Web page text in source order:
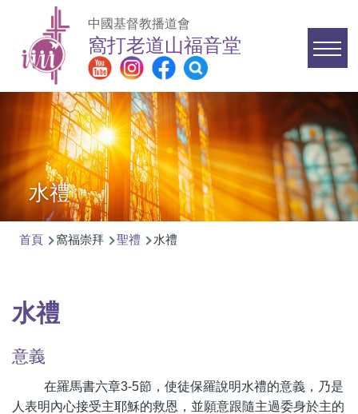
移至主內容
中國基督教播道會
窩打老道山福音堂
Main
navigation
水禮
連
首頁 窩福崇拜 聖禮 水禮
水禮
意義
在羅馬書六章3-5節，使徒保羅說明水禮的意義，乃是
人表明內心接受主耶穌的救恩，並願意跟隨主過委身於主的